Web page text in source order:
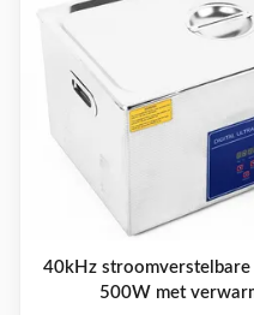
40kHz
500W met